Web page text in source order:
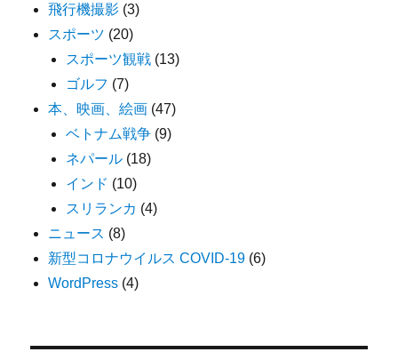
飛行機撮影 (3)
スポーツ (20)
スポーツ観戦 (13)
ゴルフ (7)
本、映画、絵画 (47)
ベトナム戦争 (9)
ネパール (18)
インド (10)
スリランカ (4)
ニュース (8)
新型コロナウイルス COVID-19 (6)
WordPress (4)